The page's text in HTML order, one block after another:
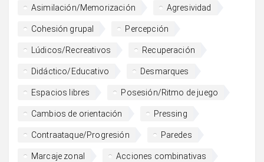
Asimilación/Memorización Agresividad
Cohesión grupal Percepción
Lúdicos/Recreativos Recuperación
Didáctico/Educativo Desmarques
Espacios libres Posesión/Ritmo de juego
Cambios de orientación Pressing
Contraataque/Progresión Paredes
Marcaje zonal Acciones combinativas